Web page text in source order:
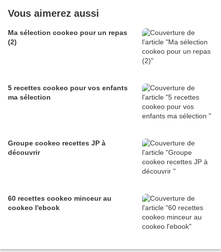
Vous aimerez aussi
Ma sélection cookeo pour un repas
(2)
5 recettes cookeo pour vos enfants
ma sélection
Groupe cookeo recettes JP à
découvrir
60 recettes cookeo minceur au
cookeo l'ebook